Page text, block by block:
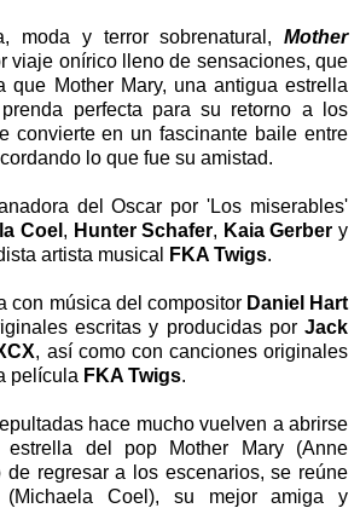
moda y terror sobrenatural, Mother
viaje onírico lleno de sensaciones, que
que Mother Mary, una antigua estrella
perfecta para su retorno a los
convierte en un fascinante baile entre
lo que fue su amistad.
del Oscar por 'Los miserables'
Coel , Hunter Schafer, Kaia Gerber y
artista musical
FKA Twigs.
con música del compositor Daniel Hart
escritas y producidas por Jack
, así como con canciones originales
película FKA Twigs.
hace mucho vuelven a abrirse
del pop Mother Mary (Anne
de regresar a los escenarios, se reúne
Coel), su mejor amiga y